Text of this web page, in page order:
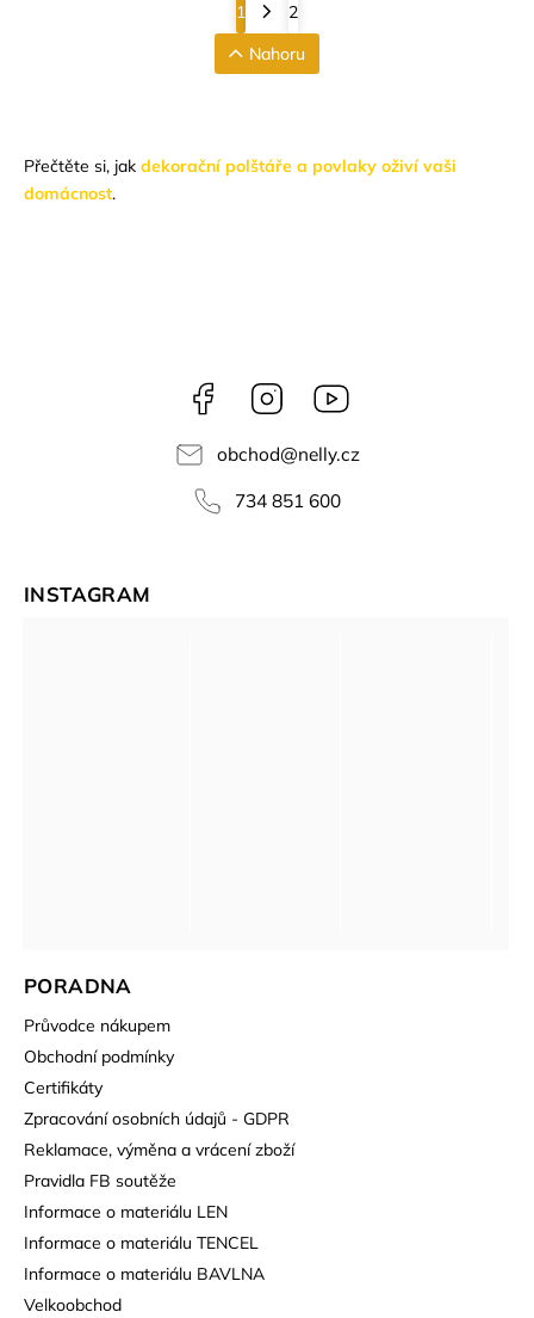
1
2
Nahoru
Přečtěte si, jak dekorační polštáře a povlaky oživí vaši
domácnost.
Facebook Instagram
obchod@nelly.cz
734 851 600
PORADNA
Průvodce nákupem
Obchodní podmínky
Certifikáty
Zpracování osobních údajů - GDPR
Reklamace, výměna a vrácení zboží
Pravidla FB soutěže
Informace o materiálu LEN
Informace o materiálu TENCEL
Informace o materiálu BAVLNA
Velkoobchod
INSTAGRAM